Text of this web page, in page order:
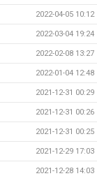
2022-04-05 10:12
2022-03-04 19:24
2022-02-08 13:27
2022-01-04 12:48
2021-12-31 00:29
2021-12-31 00:26
2021-12-31 00:25
2021-12-29 17:03
2021-12-28 14:03